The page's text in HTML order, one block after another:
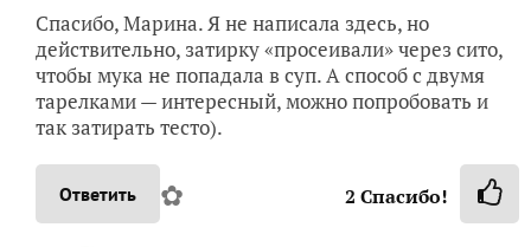
Спасибо, Марина. Я не написала здесь, но
действительно, затирку «просеивали» через сито,
чтобы мука не попадала в суп. А способ с двумя
тарелками — интересный, можно попробовать и
так затирать тесто).
Ответить ✿ 2 Спасибо!